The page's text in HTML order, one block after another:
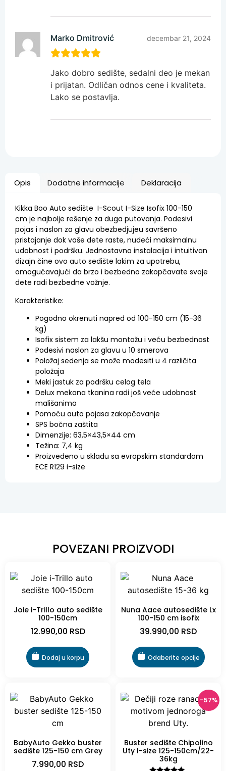
Opis Dodatne informacije Deklaracija
Kikka Boo Auto sedište I-Scout I-Size Isofix 100-150
cm je najbolje rešenje za duga putovanja. Podesivi
pojas i naslon za glavu obezbedjujeu savršeno
pristajanje dok vaše dete raste, nudeći maksimalnu
udobnost i podršku. Jednostavna instalacija i intuitivan
dizajn čine ovo auto sedište lakim za upotrebu,
omogućavajući da brzo i bezbedno zakopčavate svoje
dete radi bezbedne vožnje.
Karakteristike:
Pogodno okrenuti napred od 100-150 cm (15-36
kg)
Isofix sistem za lakšu montažu i veću bezbednost
Podesivi naslon za glavu u 10 smerova
Položaj sedenja se može modesiti u 4 različita
položaja
Meki jastuk za podršku celog tela
Delux mekana tkanina radi još veće udobnost
mališanima
Pomoću auto pojasa zakopčavanje
SPS bočna zaštita
Dimenzije: 63,5×43,5×44 cm
Težina: 7,4 kg
Proizvedeno u skladu sa evropskim standardom
ECE R129 i-size
Marko Dmitrović decembar 21, 2024
Jako dobro sedište, sedalni deo je mekan
i prijatan. Odličan odnos cene i kvaliteta.
Lako se postavlja.
POVEZANI PROIZVODI
Joie i-Trillo auto sedište
100-150cm
12.990,00 RSD
Dodaj u korpu
Nuna Aace autosedište Lx
100-150 cm isofix
39.990,00 RSD
Odaberite opcije
BabyAuto Gekko buster
sedište 125-150 cm Grey
7.990,00 RSD
-57%
Buster sedište Chipolino
Uty I-size 125-150cm/22-
36kg